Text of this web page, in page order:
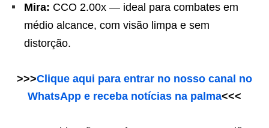
Mira: CCO 2.00x — ideal para combates em
médio alcance, com visão limpa e sem
distorção.
>>>Clique aqui para entrar no nosso canal no
WhatsApp e receba notícias na palma<<<